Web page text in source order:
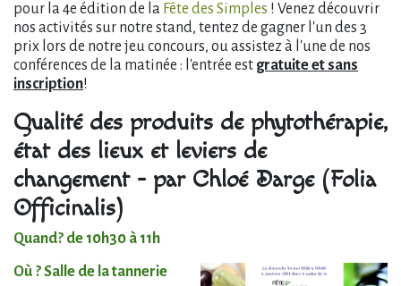
pour la 4e édition de la Fête des Simples ! Venez découvrir
nos activités sur notre stand, tentez de gagner l'un des 3
prix lors de notre jeu concours, ou assistez à l'une de nos
conférences de la matinée : l'entrée est gratuite et sans
inscription!
Qualité des produits de phytothérapie,
état des lieux et leviers de
changement - par Chloé Darge (Folia
Officinalis)
Quand? de 10h30 à 11h
Où ? Salle de la tannerie